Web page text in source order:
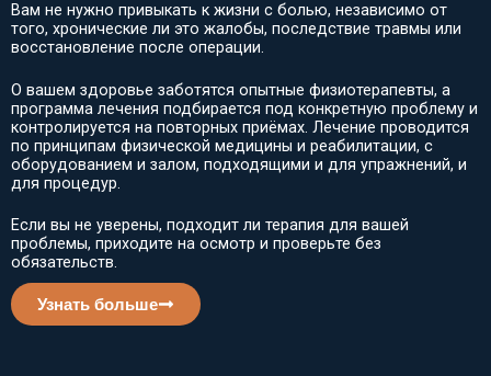
Вам не нужно привыкать к жизни с болью, независимо от
того, хронические ли это жалобы, последствие травмы или
восстановление после операции.
О вашем здоровье заботятся опытные физиотерапевты, а
программа лечения подбирается под конкретную проблему и
контролируется на повторных приёмах. Лечение проводится
по принципам физической медицины и реабилитации, с
оборудованием и залом, подходящими и для упражнений, и
для процедур.
Если вы не уверены, подходит ли терапия для вашей
проблемы, приходите на осмотр и проверьте без
обязательств.
Узнать больше